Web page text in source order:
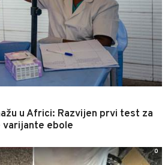
u Africi: Razvijen prvi test za
varijante ebole
0